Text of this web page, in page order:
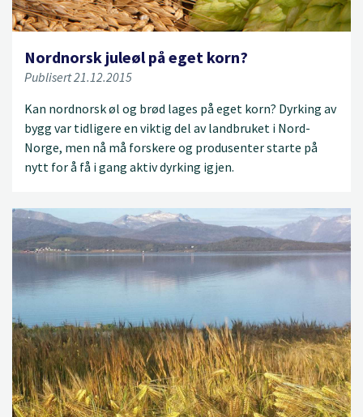
Nordnorsk juleøl på eget korn?
Publisert 21.12.2015
Kan nordnorsk øl og brød lages på eget korn? Dyrking av
bygg var tidligere en viktig del av landbruket i Nord-
Norge, men nå må forskere og produsenter starte på
nytt for å få i gang aktiv dyrking igjen.